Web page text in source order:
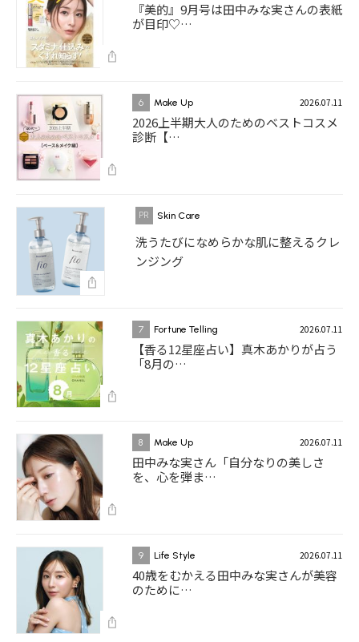
『美的』9月号は田中みな実さんの表紙
が目印♡…
6 Make Up 2026.07.11
2026上半期大人のためのベストコスメ
診断【…
Skin Care
洗うたびになめらかな肌に整えるクレ
ンジング
7 Fortune Telling 2026.07.11
【香る12星座占い】真木あかりが占う
「8月の…
8 Make Up 2026.07.11
田中みな実さん「自分なりの美しさ
を、心を弾ま…
9 Life Style 2026.07.11
40歳をむかえる田中みな実さんが美容
のために…